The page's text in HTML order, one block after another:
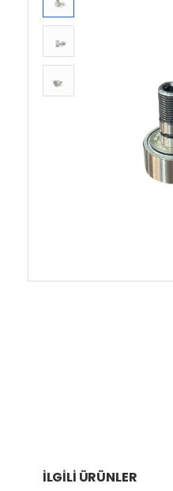
İLGILI ÜRÜNLER